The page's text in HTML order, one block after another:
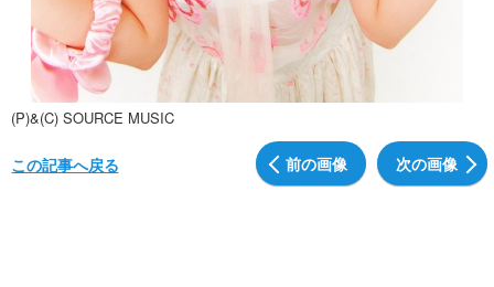
(P)&(C) SOURCE MUSIC
前の画像 次の画像
この記事へ戻る